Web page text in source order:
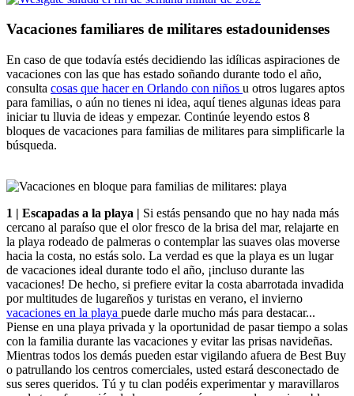
Vacaciones familiares de militares estadounidenses
En caso de que todavía estés decidiendo las idílicas aspiraciones de
vacaciones con las que has estado soñando durante todo el año,
consulta cosas que hacer en Orlando con niños u otros lugares aptos
para familias, o aún no tienes ni idea, aquí tienes algunas ideas para
iniciar tu lluvia de ideas y empezar. Continúe leyendo estos 8
bloques de vacaciones para familias de militares para simplificarle la
búsqueda.
1 | Escapadas a la playa | Si estás pensando que no hay nada más
cercano al paraíso que el olor fresco de la brisa del mar, relajarte en
la playa rodeado de palmeras o contemplar las suaves olas moverse
hacia la costa, no estás solo. La verdad es que la playa es un lugar
de vacaciones ideal durante todo el año, ¡incluso durante las
vacaciones! De hecho, si prefiere evitar la costa abarrotada invadida
por multitudes de lugareños y turistas en verano, el invierno
vacaciones en la playa puede darle mucho más para destacar...
Piense en una playa privada y la oportunidad de pasar tiempo a solas
con la familia durante las vacaciones y evitar las prisas navideñas.
Mientras todos los demás pueden estar vigilando afuera de Best Buy
o patrullando los centros comerciales, usted estará desconectado de
sus seres queridos. Tú y tu clan podéis experimentar y maravillaros